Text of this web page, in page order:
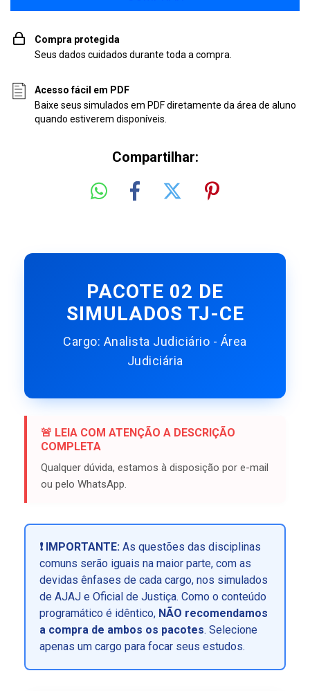
Compra protegida
Seus dados cuidados durante toda a compra.
Acesso fácil em PDF
Baixe seus simulados em PDF diretamente da área de aluno
quando estiverem disponíveis.
Compartilhar:
PACOTE 02 DE
SIMULADOS TJ-CE
Cargo: Analista Judiciário - Área
Judiciária
🚨 LEIA COM ATENÇÃO A DESCRIÇÃO
COMPLETA
Qualquer dúvida, estamos à disposição por e-mail
ou pelo WhatsApp.
❗ IMPORTANTE: As questões das disciplinas
comuns serão iguais na maior parte, com as
devidas ênfases de cada cargo, nos simulados
de AJAJ e Oficial de Justiça. Como o conteúdo
programático é idêntico, NÃO recomendamos
a compra de ambos os pacotes. Selecione
apenas um cargo para focar seus estudos.